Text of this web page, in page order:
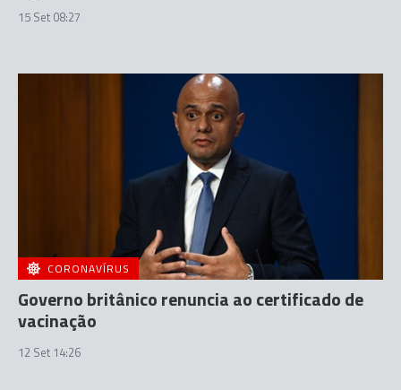
15 Set 08:27
CORONAVÍRUS
Governo britânico renuncia ao certificado de
vacinação
12 Set 14:26